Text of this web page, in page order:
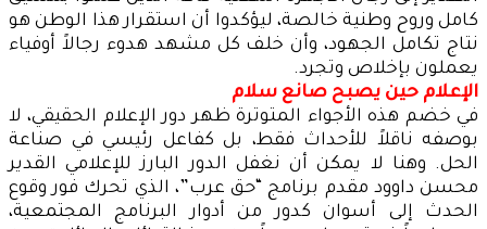
كامل وروح وطنية خالصة، ليؤكدوا أن استقرار هذا الوطن هو
نتاج تكامل الجهود، وأن خلف كل مشهد هدوء رجالاً أوفياء
يعملون بإخلاص وتجرد.
الإعلام حين يصبح صانع سلام
في خضم هذه الأجواء المتوترة ظهر دور الإعلام الحقيقي، لا
بوصفه ناقلاً للأحداث فقط، بل كفاعل رئيسي في صناعة
الحل. وهنا لا يمكن أن نغفل الدور البارز للإعلامي القدير
محسن داوود مقدم برنامج “حق عرب”، الذي تحرك فور وقوع
الحدث إلى أسوان كدور من أدوار البرنامج المجتمعية،